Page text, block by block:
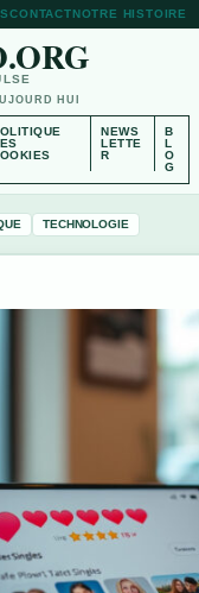
CONTACTNOTRE HISTOIRE
HUI
NEWS
LETTE
R
B
L
O
G
TECHNOLOGIE